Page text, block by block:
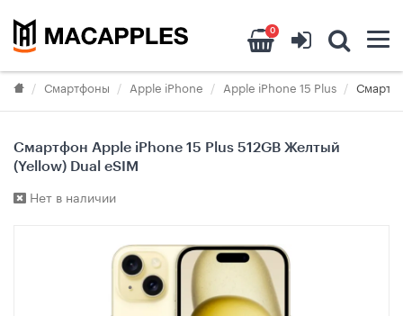
0
Смартфоны Apple iPhone Apple iPhone 15 Plus
Смартфон Apple iPhone 15 Plus 512GB Желтый
(Yellow) Dual eSIM
Нет в наличии